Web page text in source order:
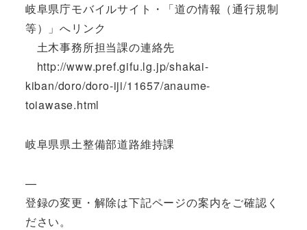
岐阜県庁モバイルサイト・「道の情報（通行規制
等）」へリンク
土木事務所担当課の連絡先
http://www.pref.gifu.lg.jp/shakai-
kiban/doro/doro-iji/11657/anaume-
toiawase.html
岐阜県県土整備部道路維持課
—
登録の変更・解除は下記ページの案内をご確認く
ださい。